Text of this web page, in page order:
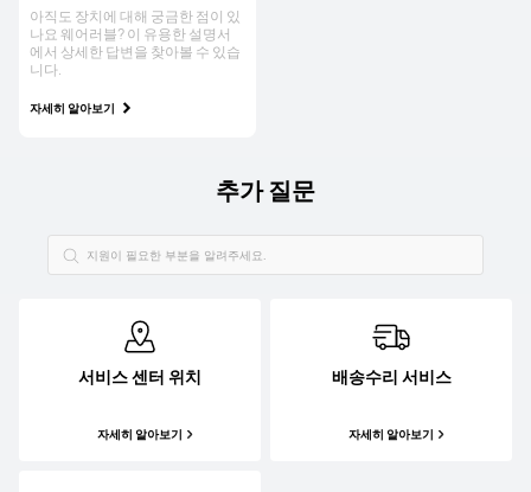
아직도 장치에 대해 궁금한 점이 있
나요 웨어러블? 이 유용한 설명서
에서 상세한 답변을 찾아볼 수 있습
니다.
자세히 알아보기
추가 질문
서비스 센터 위치
자세히 알아보기
배송수리 서비스
자세히 알아보기